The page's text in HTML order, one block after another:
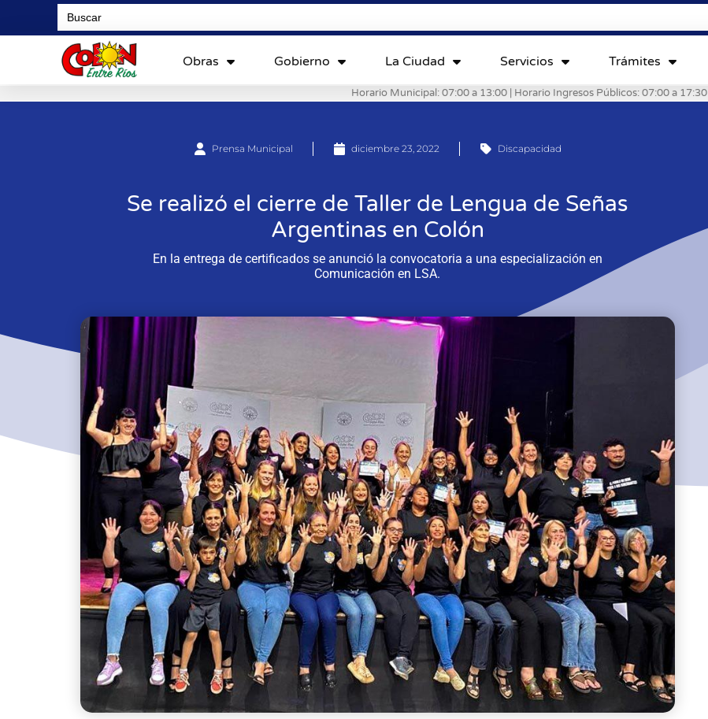
Search
for:
Obras Gobierno La Ciudad Servicios Trámites
Horario Municipal: 07:00 a 13:00 | Horario Ingresos Públicos: 07:00 a 17:30
Prensa Municipal diciembre 23, 2022 Discapacidad
Se realizó el cierre de Taller de Lengua de Señas
Argentinas en Colón
En la entrega de certificados se anunció la convocatoria a una especialización en
Comunicación en LSA.